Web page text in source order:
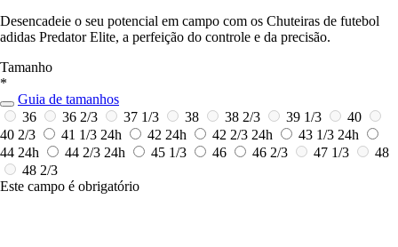
Desencadeie o seu potencial em campo com os Chuteiras de futebol
adidas Predator Elite, a perfeição do controle e da precisão.
Tamanho
*
Guia de tamanhos
36
36 2/3 37 1/3 38 38 2/3 39 1/3
40
40 2/3
41 1/3 24h 42 24h 42 2/3 24h 43 1/3 24h
44 24h 44 2/3 24h 45 1/3 46 46 2/3 47 1/3
48
48 2/3
Este campo é obrigatório